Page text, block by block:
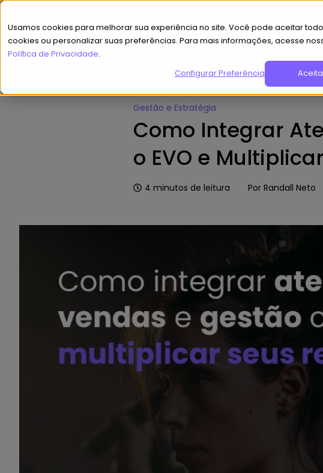
Usamos cookies para melhorar sua experiência no site. Você pode aceitar
cookies ou personalizar suas preferências. Para mais informações, acesse
Política de Privacidade.
Configurar Preferências
Hub de Conteúdo»Como Integrar
Gestão e Estratégia
Como Integrar
o EVO e
4 minutos de leitura Por Randall Neto